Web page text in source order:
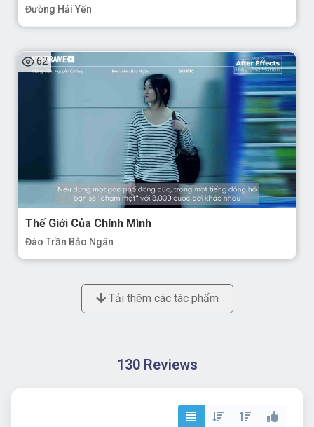
Đường Hải Yến
62
Thế Giới Của Chính Mình
Đào Trần Bảo Ngân
Tải thêm các tác phẩm
130 Reviews